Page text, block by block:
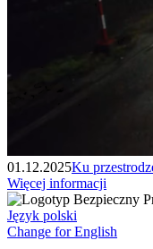
01.12.2025Ku
Więcej informacji
Język polski
Change for English